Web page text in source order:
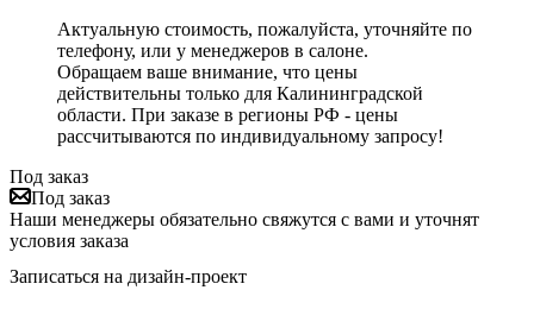
Актуальную стоимость, пожалуйста, уточняйте по
телефону, или у менеджеров в салоне.
Обращаем ваше внимание, что цены
действительны только для Калининградской
области. При заказе в регионы РФ - цены
рассчитываются по индивидуальному запросу!
Под заказ
Под заказ
Наши менеджеры обязательно свяжутся с вами и уточнят
условия заказа
Записаться на дизайн-проект